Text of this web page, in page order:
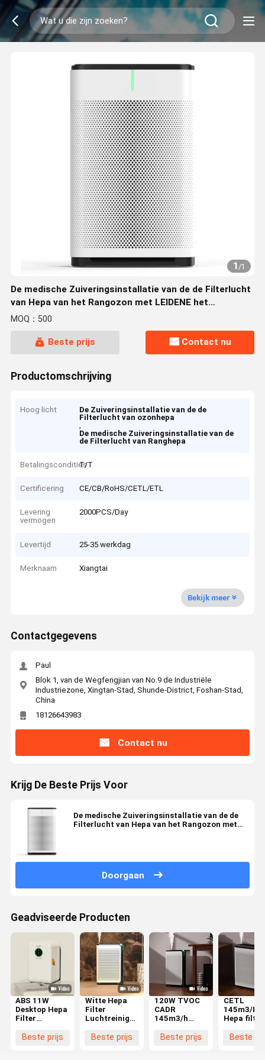
1/1
De medische Zuiveringsinstallatie van de de Filterlucht
van Hepa van het Rangozon met LEIDENE het
Schermvertoning
MOQ：500
Beste prijs Contact nu
Productomschrijving
Hoog licht
De Zuiveringsinstallatie van de de
Filterlucht van ozonhepa
,
De medische Zuiveringsinstallatie van de
de Filterlucht van Ranghepa
Betalingscondities
T/T
Certificering CE/CB/RoHS/CETL/ETL
Levering
vermogen
2000PCS/Day
Levertijd 25-35 werkdag
Merknaam Xiangtai
Bekijk meer
Contactgegevens
Paul
Blok 1, van de Wegfengjian van No.9 de Industriële
Industriezone, Xingtan-Stad, Shunde-District, Foshan-Stad,
China
18126643983
Contact nu
Krijg De Beste Prijs Voor
De medische Zuiveringsinstallatie van de de
Filterlucht van Hepa van het Rangozon met
Doorgaan
Geadviseerde Producten
ABS 11W
Desktop Hepa
Filter
voor kleine
Beste prijs
Witte Hepa
Filter
Luchtreiniger
modus
Beste prijs
120W TVOC
CADR
145m3/h
Luchtreiniger
Beste prijs
CETL
145m3/H
Hepa filter
voor 667
Beste